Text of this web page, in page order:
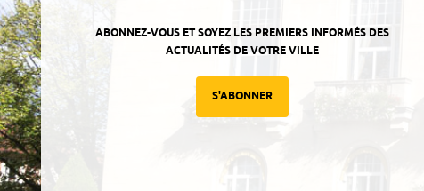
ABONNEZ-VOUS ET SOYEZ LES PREMIERS INFORMÉS DES
ACTUALITÉS DE VOTRE VILLE
S'ABONNER